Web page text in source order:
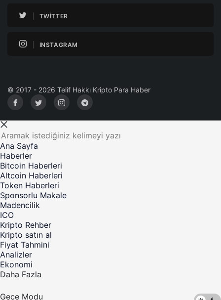
TWITTER
INSTAGRAM
© 2017 - 2026 Telif Hakkı Kripto Para Haber
Ana Sayfa
Haberler
Bitcoin Haberleri
Altcoin Haberleri
Token Haberleri
Sponsorlu Makale
Madencilik
ICO
Kripto Rehber
Kripto satın al
Fiyat Tahmini
Analizler
Ekonomi
Daha Fazla
Gece Modu